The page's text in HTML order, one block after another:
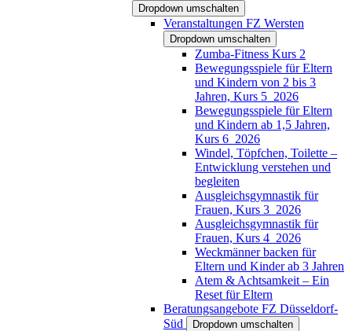
Dropdown umschalten
Veranstaltungen FZ Wersten
Dropdown umschalten
Zumba-Fitness Kurs 2
Bewegungsspiele für Eltern
und Kindern von 2 bis 3
Jahren, Kurs 5_2026
Bewegungsspiele für Eltern
und Kindern ab 1,5 Jahren,
Kurs 6_2026
Windel, Töpfchen, Toilette –
Entwicklung verstehen und
begleiten
Ausgleichsgymnastik für
Frauen, Kurs 3_2026
Ausgleichsgymnastik für
Frauen, Kurs 4_2026
Weckmänner backen für
Eltern und Kinder ab 3 Jahren
Atem & Achtsamkeit – Ein
Reset für Eltern
Beratungsangebote FZ Düsseldorf-
Süd
Dropdown umschalten